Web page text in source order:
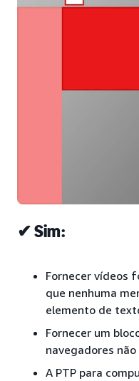
✔ Sim:
Fornecer vídeos
que nenhuma
elemento de
Fornecer um
navegadores
A PTP para